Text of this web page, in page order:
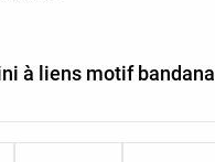
à liens motif bandana
du produit